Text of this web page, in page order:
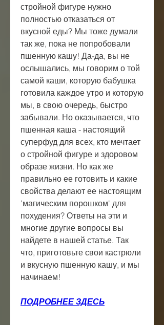
стройной фигуре нужно
полностью отказаться от
вкусной еды? Мы тоже думали
так же, пока не попробовали
пшенную кашу! Да-да, вы не
ослышались, мы говорим о той
самой каши, которую бабушка
готовила каждое утро и которую
мы, в свою очередь, быстро
забывали. Но оказывается, что
пшенная каша - настоящий
суперфуд для всех, кто мечтает
о стройной фигуре и здоровом
образе жизни. Но как же
правильно ее готовить и какие
свойства делают ее настоящим
'магическим порошком' для
похудения? Ответы на эти и
многие другие вопросы вы
найдете в нашей статье. Так
что, приготовьте свои кастрюли
и вкусную пшенную кашу, и мы
начинаем!
ПОДРОБНЕЕ ЗДЕСЬ